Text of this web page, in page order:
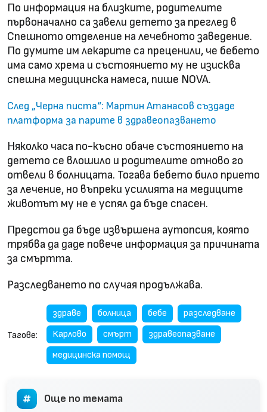
По информация на близките, родителите
първоначално са завели детето за преглед в
Спешното отделение на лечебното заведение.
По думите им лекарите са преценили, че бебето
има само хрема и състоянието му не изисква
спешна медицинска намеса, пише NOVA.
След „Черна писта“: Мартин Атанасов създаде
платформа за парите в здравеопазването
Няколко часа по-късно обаче състоянието на
детето се влошило и родителите отново го
отвели в болницата. Тогава бебето било прието
за лечение, но въпреки усилията на медиците
животът му не е успял да бъде спасен.
Предстои да бъде извършена аутопсия, която
трябва да даде повече информация за причината
за смъртта.
Разследването по случая продължава.
Тагове:
здраве болница бебе
разследване
Карлово
смърт
здравеопазване
медицинска помощ
Още по темата